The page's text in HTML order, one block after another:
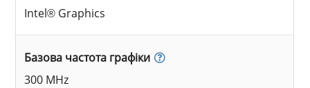
Intel® Graphics
Базова частота графіки
300 MHz